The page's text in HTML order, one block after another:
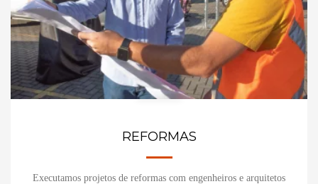
REFORMAS
Executamos projetos de reformas com engenheiros e arquitetos